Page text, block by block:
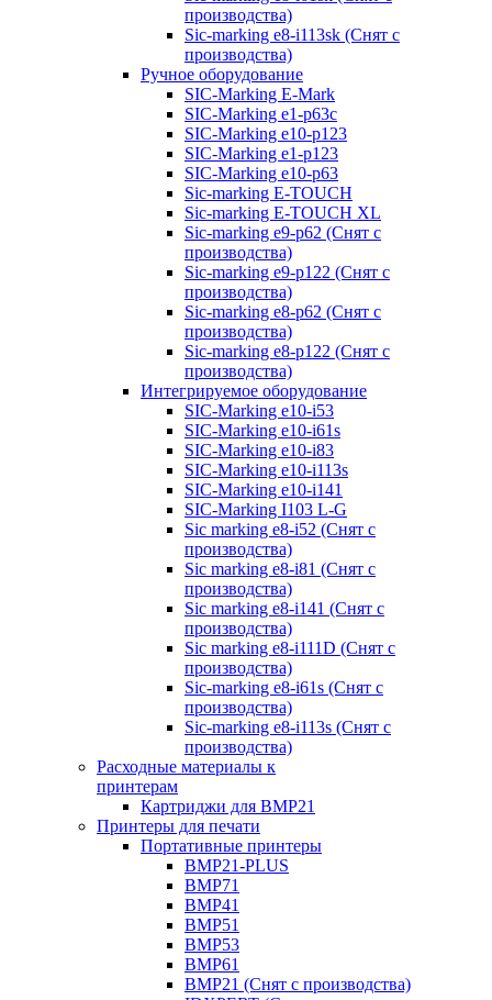
производства)
Sic-marking e8-i113sk (Снят с
производства)
Ручное оборудование
SIC-Marking E-Mark
SIC-Marking e1-p63с
SIC-Marking e10-p123
SIC-Marking e1-p123
SIC-Marking e10-p63
Sic-marking E-TOUCH
Sic-marking E-TOUCH XL
Sic-marking e9-p62 (Снят с
производства)
Sic-marking e9-p122 (Снят с
производства)
Sic-marking e8-p62 (Снят с
производства)
Sic-marking e8-p122 (Снят с
производства)
Интегрируемое оборудование
SIC-Marking e10-i53
SIC-Marking e10-i61s
SIC-Marking e10-i83
SIC-Marking e10-i113s
SIC-Marking e10-i141
SIC-Marking I103 L-G
Sic marking e8-i52 (Снят с
производства)
Sic marking e8-i81 (Снят с
производства)
Sic marking e8-i141 (Снят с
производства)
Sic marking e8-i111D (Снят с
производства)
Sic-marking e8-i61s (Снят с
производства)
Sic-marking e8-i113s (Снят с
производства)
Расходные материалы к
принтерам
Картриджи для BMP21
Принтеры для печати
Портативные принтеры
BMP21-PLUS
BMP71
BMP41
BMP51
BMP53
BMP61
BMP21 (Снят с производства)